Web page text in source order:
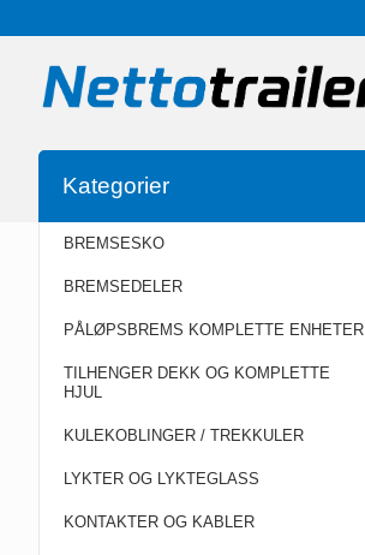
Kategorier
BREMSESKO
BREMSEDELER
PÅLØPSBREMS KOMPLETTE ENHETER
TILHENGER DEKK OG KOMPLETTE
HJUL
KULEKOBLINGER / TREKKULER
LYKTER OG LYKTEGLASS
KONTAKTER OG KABLER